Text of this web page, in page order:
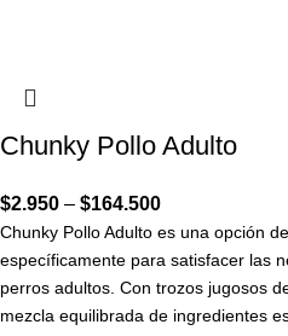
Chunky Pollo Adulto
$2.950 – $164.500
Chunky Pollo Adulto es una opción
específicamente para satisfacer las
perros adultos. Con trozos jugosos
mezcla equilibrada de ingredientes